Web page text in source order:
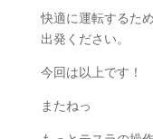
快適に運転するた
出発ください。
今回は以上です！
またねっ